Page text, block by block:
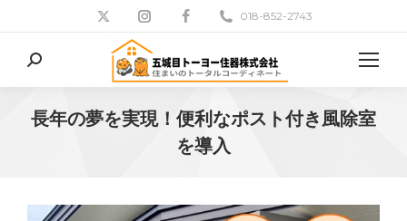
018-852-2743
検
索:
長年の夢を実現！便利なポスト付き風除室
を導入